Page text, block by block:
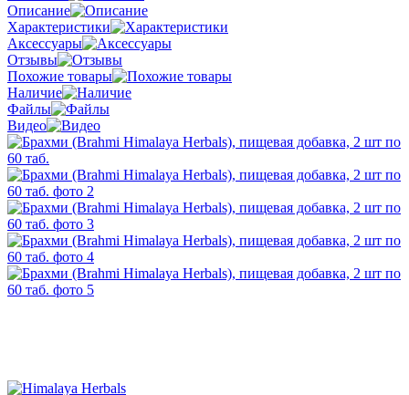
Описание
Характеристики
Аксессуары
Отзывы
Похожие товары
Наличие
Файлы
Видео